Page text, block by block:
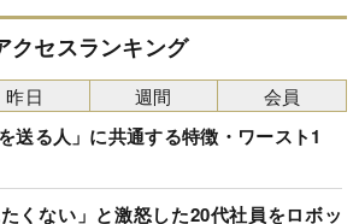
クセスランキング
送る人」に共通する特徴・ワースト1
くない」と激怒した20代社員をロボッ
昨日 週間 会員